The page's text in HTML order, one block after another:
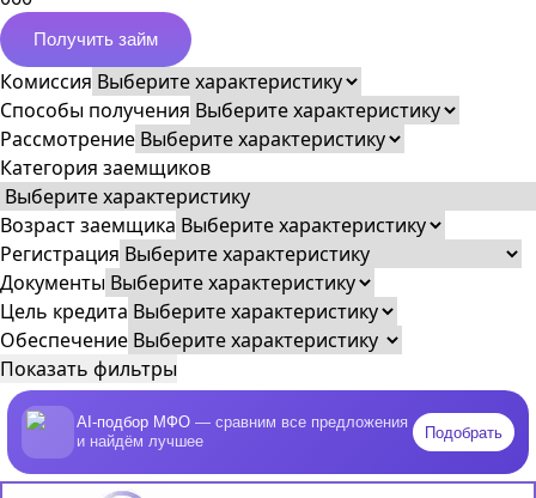
Получить займ
Комиссия
Способы получения
Рассмотрение
Категория заемщиков
Возраст заемщика
Регистрация
Документы
Цель кредита
Обеспечение
Показать фильтры
AI-подбор МФО — сравним все предложения
и найдём лучшее
Подобрать